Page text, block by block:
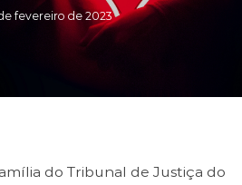
fevereiro de 2023
do Tribunal de Justiça do